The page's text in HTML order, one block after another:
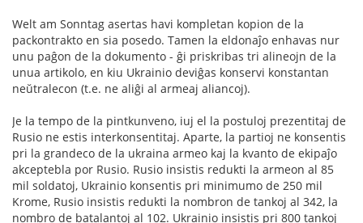
Welt am Sonntag asertas havi kompletan kopion de la
packontrakto en sia posedo. Tamen la eldonaĵo enhavas nur
unu paĝon de la dokumento - ĝi priskribas tri alineojn de la
unua artikolo, en kiu Ukrainio deviĝas konservi konstantan
neŭtralecon (t.e. ne aliĝi al armeaj aliancoj).
Je la tempo de la pintkunveno, iuj el la postuloj prezentitaj de
Rusio ne estis interkonsentitaj. Aparte, la partioj ne konsentis
pri la grandeco de la ukraina armeo kaj la kvanto de ekipaĵo
akceptebla por Rusio. Rusio insistis redukti la armeon al 85
mil soldatoj, Ukrainio konsentis pri minimumo de 250 mil
Krome, Rusio insistis redukti la nombron de tankoj al 342, la
nombro de batalantoj al 102. Ukrainio insistis pri 800 tankoj